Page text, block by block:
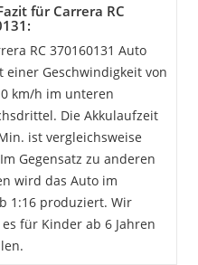
für Carrera RC
RC 370160131 Auto
einer Geschwindigkeit von
km/h im unteren
Die Akkulaufzeit
ist vergleichsweise
Gegensatz zu anderen
wird das Auto im
1:16 produziert. Wir
für Kinder ab 6 Jahren